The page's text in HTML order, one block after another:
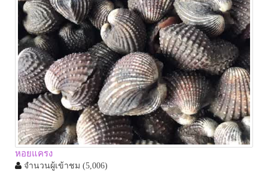
หอยแครง
จำนวนผู้เข้าชม (5,006)